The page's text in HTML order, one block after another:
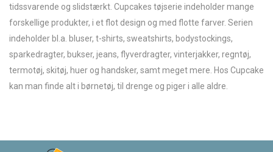
tidssvarende og slidstærkt. Cupcakes tøjserie indeholder mange
forskellige produkter, i et flot design og med flotte farver. Serien
indeholder bl.a. bluser, t-shirts, sweatshirts, bodystockings,
sparkedragter, bukser, jeans, flyverdragter, vinterjakker, regntøj,
termotøj, skitøj, huer og handsker, samt meget mere. Hos Cupcake
kan man finde alt i børnetøj, til drenge og piger i alle aldre.